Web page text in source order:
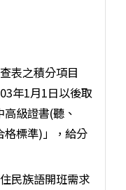
表之積分項目
年1月1日以後取
級證書(聽、
格標準)」，給分
民族語開班需求